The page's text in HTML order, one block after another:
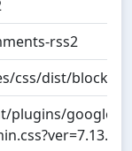
rss2
css/dist/block-
plugins/google-